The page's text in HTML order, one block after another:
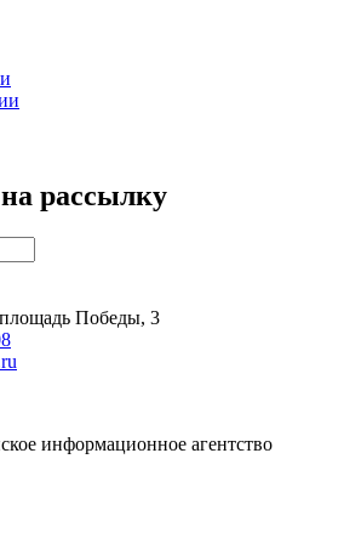
рассылку
Победы, 3
информационное агентство